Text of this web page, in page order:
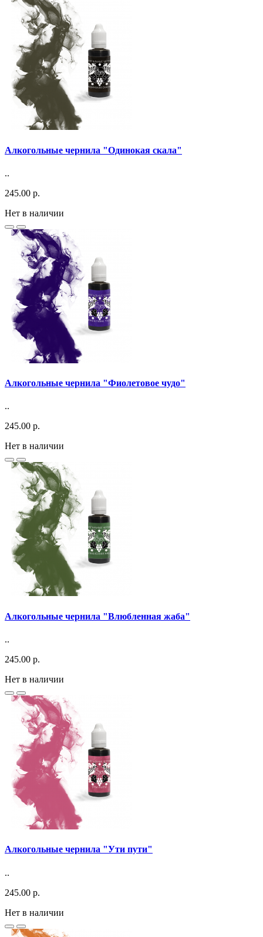
Алкогольные чернила "Одинокая скала"
..
245.00 р.
Нет в наличии
Алкогольные чернила "Фиолетовое чудо"
..
245.00 р.
Нет в наличии
Алкогольные чернила "Влюбленная жаба"
..
245.00 р.
Нет в наличии
Алкогольные чернила "Ути пути"
..
245.00 р.
Нет в наличии